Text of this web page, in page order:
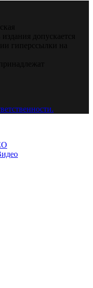
допускается
гиперссылки на